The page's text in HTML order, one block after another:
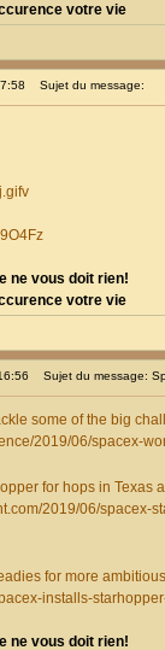
votre vie
Sujet du message:
ne vous doit rien!
votre vie
Sujet du message:
some of the big
2019/06/spacex-
for hops in Texas
2019/06/
for more
installs-
ne vous doit rien!